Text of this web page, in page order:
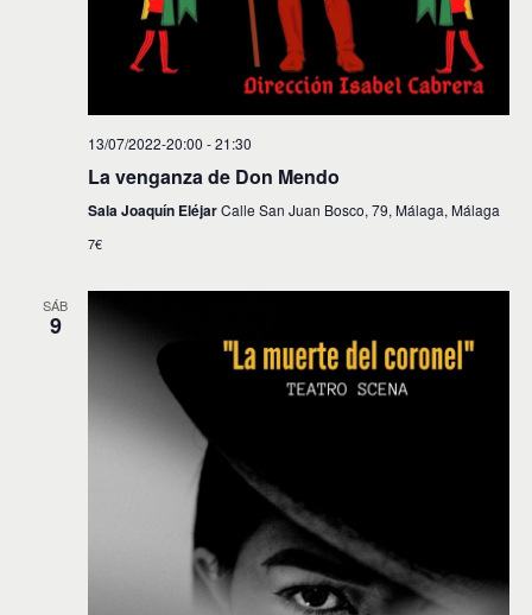
13/07/2022-20:00 -21:30
La venganza de Don Mendo
Sala Joaquín EléjarCalle San Juan Bosco, 79, Málaga, Málaga
7€
SÁB
9